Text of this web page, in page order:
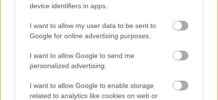
device identifiers in apps.
I want to allow my user data to be sent to
Google for online advertising purposes.
I want to allow Google to send me
personalized advertising.
I want to allow Google to enable storage
related to analytics like cookies on web or